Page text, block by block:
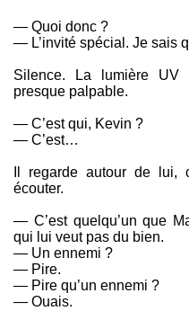
— Quoi donc ?
— L’invité spécial. Je sais
Silence. La lumière UV
presque palpable.
— C’est qui, Kevin ?
— C’est…
Il regarde autour de lui,
écouter.
— C’est quelqu’un que
qui lui veut pas du bien.
— Un ennemi ?
— Pire.
— Pire qu’un ennemi ?
— Ouais.